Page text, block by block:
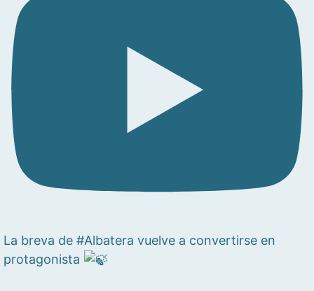
La breva de #Albatera vuelve a convertirse en
protagonista